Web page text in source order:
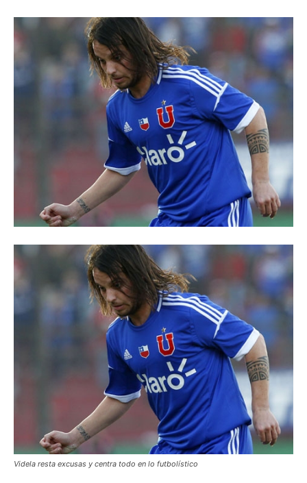
Videla resta excusas y centra todo en lo futbolístico